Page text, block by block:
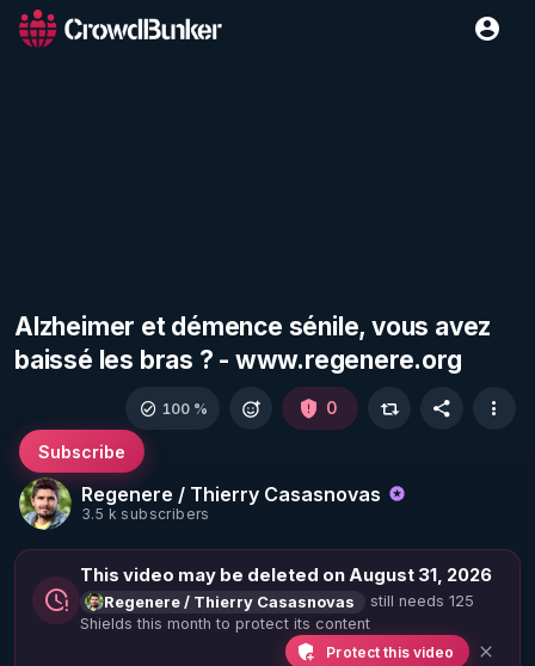
Alzheimer et démence sénile, vous avez
baissé les bras ? - www.regenere.org
Regenere / Thierry Casasnovas
3.5 k subscribers
Subscribe
100 % 0
This video may be deleted on August 31, 2026
Regenere / Thierry Casasnovas
still needs 125
Shields this month to protect its content
Protect this video